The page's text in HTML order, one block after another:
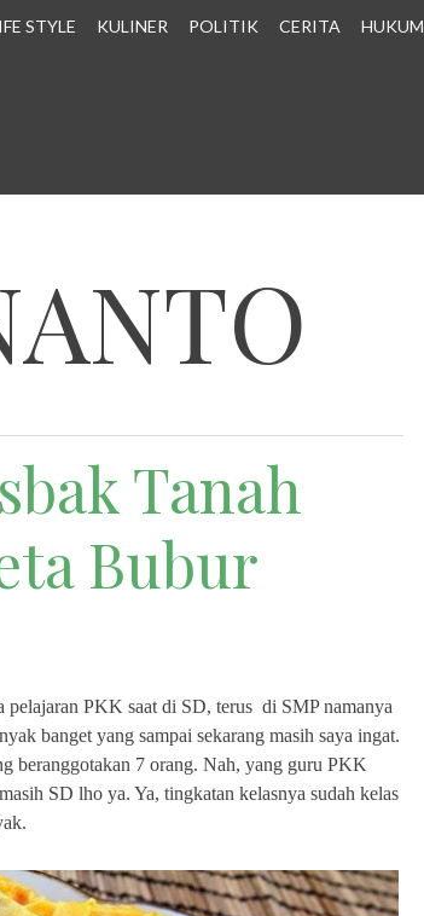
STYLE KULINER POLITIK CERITA HUKUM
Tanah
Bubur
pelajaran PKK saat di SD, terus di SMP namanya
banget yang sampai sekarang masih saya ingat.
beranggotakan 7 orang. Nah, yang guru PKK
SD lho ya. Ya, tingkatan kelasnya sudah kelas